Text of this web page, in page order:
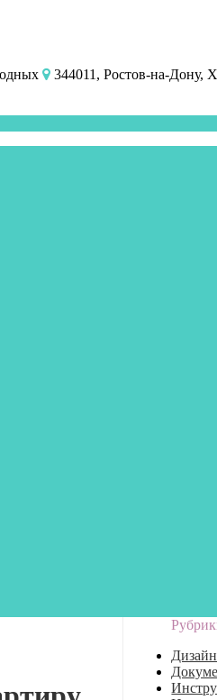
344011, Ростов-на-Дону,
Дизайн